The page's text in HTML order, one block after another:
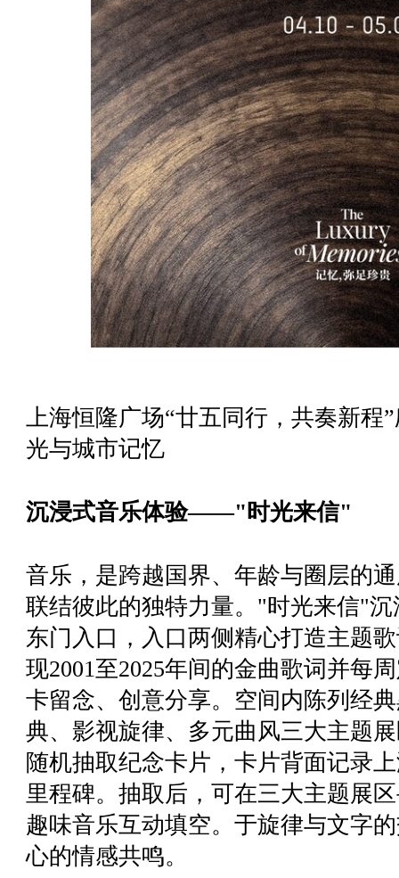
上海恒隆广场“廿五同行，共奏新程
光与城市记忆
沉浸式音乐体验——"时光来信"
音乐，是跨越国界、年龄与圈层的
联结彼此的独特力量。"时光来信"
东门入口，入口两侧精心打造主题
现2001至2025年间的金曲歌词并每
卡留念、创意分享。空间内陈列经
典、影视旋律、多元曲风三大主题
随机抽取纪念卡片，卡片背面记录
里程碑。抽取后，可在三大主题展
趣味音乐互动填空。于旋律与文字
心的情感共鸣。